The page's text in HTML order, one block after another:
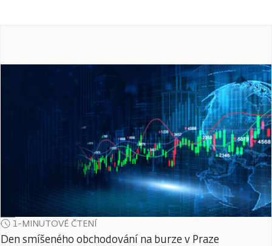
1-MINUTOVÉ ČTENÍ
Den smíšeného obchodování na burze v Praze